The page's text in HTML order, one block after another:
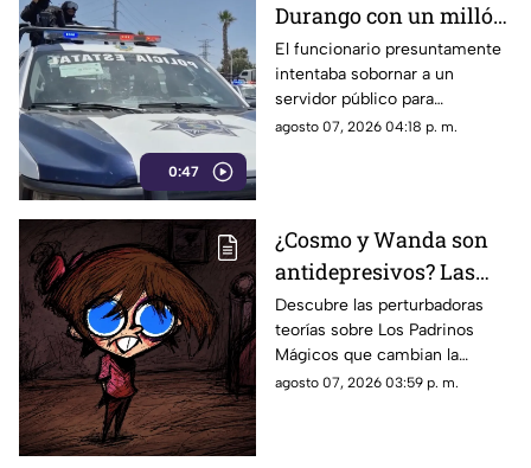
0:47
Durango con un millón
de pesos y un arma de
fuego
El funcionario presuntamente
intentaba sobornar a un
servidor público para
reclasificar diversas causas
agosto 07, 2026 04:18 p. m.
¿Cosmo y Wanda son
antidepresivos? Las
perturbadoras teorías y
las hipótesis más
oscuras sobre Los
Padrinos Mágicos
Descubre las perturbadoras
teorías sobre Los Padrinos
Mágicos que cambian la
historia de Timmy Turner y el
agosto 07, 2026 03:59 p. m.